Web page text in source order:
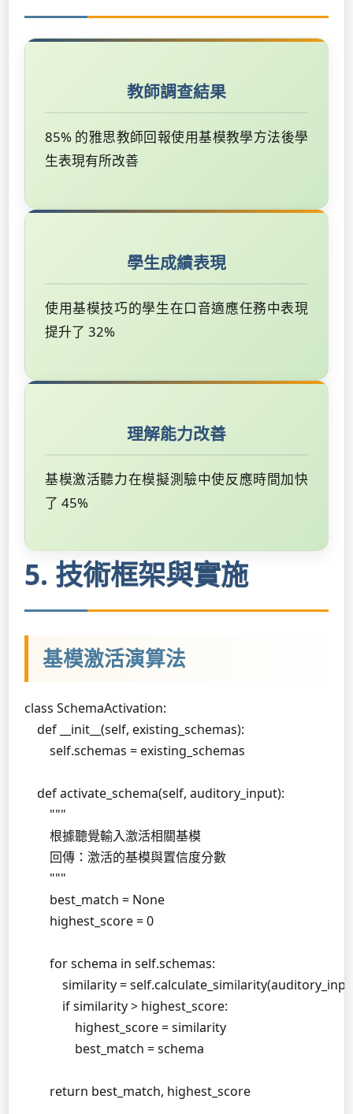
教師調查結果
85% 的雅思教師回報使用基模教學方法後學
生表現有所改善
學生成績表現
使用基模技巧的學生在口音適應任務中表現
提升了 32%
理解能力改善
基模激活聽力在模擬測驗中使反應時間加快
了 45%
5. 技術框架與實施
基模激活演算法
class SchemaActivation:
    def __init__(self, existing_schemas):
        self.schemas = existing_schemas
    def activate_schema(self, auditory_input):
        """
        根據聽覺輸入激活相關基模
        回傳：激活的基模與置信度分數
        """
        best_match = None
        highest_score = 0
        for schema in self.schemas:
similarity =
            if similarity > highest_score:
                highest_score = similarity
                best_match = schema
        return best_match, highest_score